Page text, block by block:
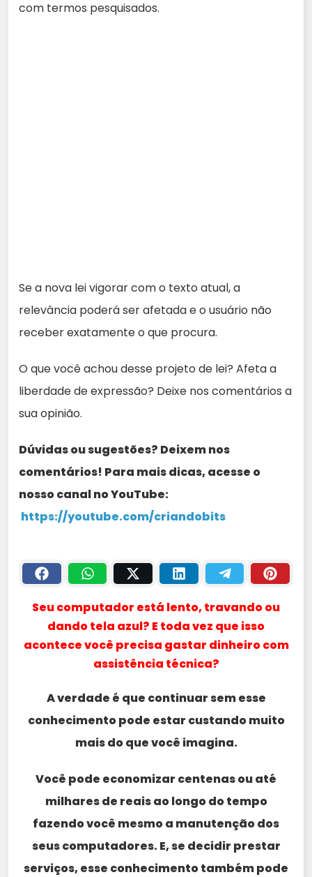
com termos pesquisados.
Se a nova lei vigorar com o texto atual, a
relevância poderá ser afetada e o usuário não
receber exatamente o que procura.
O que você achou desse projeto de lei? Afeta a
liberdade de expressão? Deixe nos comentários a
sua opinião.
Dúvidas ou sugestões? Deixem nos
comentários! Para mais dicas, acesse o
nosso canal no YouTube:
https://youtube.com/criandobits
Seu computador está lento, travando ou
dando tela azul? E toda vez que isso
acontece você precisa gastar dinheiro com
assistência técnica?
A verdade é que continuar sem esse
conhecimento pode estar custando muito
mais do que você imagina.
Você pode economizar centenas ou até
milhares de reais ao longo do tempo
fazendo você mesmo a manutenção dos
seus computadores. E, se decidir prestar
serviços, esse conhecimento também pode